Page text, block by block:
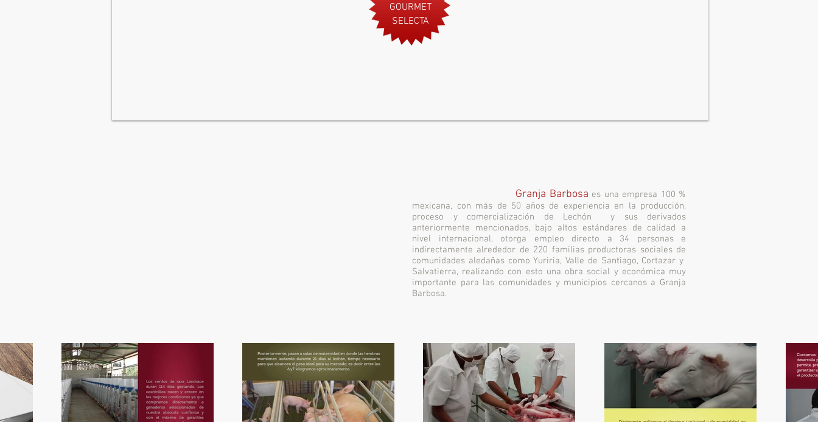
GOURMET
SELECTA
Granja Barbosa es una empresa 100 %
mexicana, con más de 50 años de experiencia en la producción,
proceso y comercialización de Lechón y sus derivados
anteriormente mencionados, bajo altos estándares de calidad a
nivel internacional, otorga empleo directo a 34 personas e
indirectamente alrededor de 220 familias productoras sociales de
comunidades aledañas como Yuriria, Valle de Santiago, Cortazar y
Salvatierra, realizando con esto una obra social y económica muy
importante para las comunidades y municipios cercanos a Granja
Barbosa.